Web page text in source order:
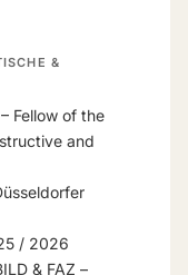
&
Fellow of the
and
/ 2026
& FAZ –